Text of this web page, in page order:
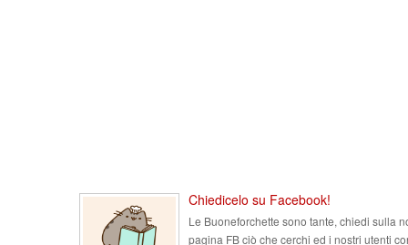
Chiedicelo su Facebook!
Le Buoneforchette sono tante, chiedi sulla
pagina FB ciò che cerchi ed i nostri utenti